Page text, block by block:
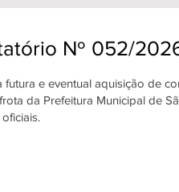
Nº 052/
e eventual aquisição de
da Prefeitura Municipal de